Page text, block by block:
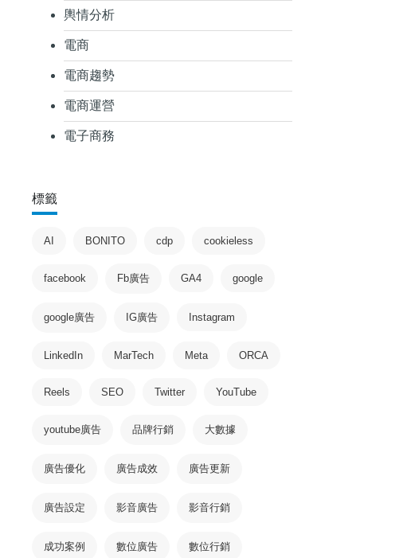
輿情分析
電商
電商趨勢
電商運營
電子商務
標籤
AI BONITO cdp cookieless
facebook Fb廣告 GA4 google
google廣告 IG廣告 Instagram
LinkedIn MarTech Meta ORCA
Reels SEO Twitter YouTube
youtube廣告 品牌行銷 大數據
廣告優化 廣告成效 廣告更新
廣告設定 影音廣告 影音行銷
成功案例 數位廣告 數位行銷